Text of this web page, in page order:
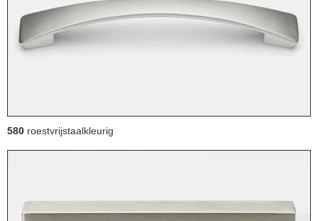
580 roestvrijstaalkleurig